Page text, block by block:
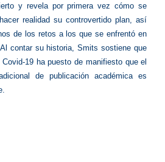
y revela por primera vez cómo se
realidad su controvertido plan, así
de los retos a los que se enfrentó en
contar su historia, Smits sostiene que
19 ha puesto de manifiesto que el
de publicación académica es